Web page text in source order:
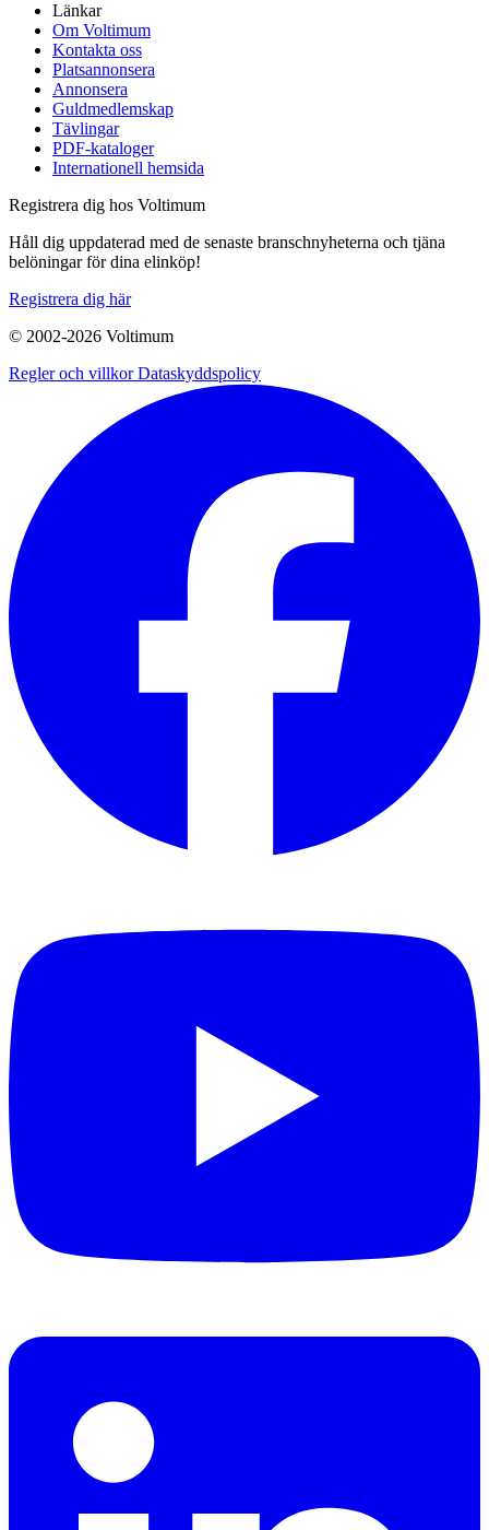
Länkar
Om Voltimum
Kontakta oss
Platsannonsera
Annonsera
Guldmedlemskap
Tävlingar
PDF-kataloger
Internationell hemsida
Registrera dig hos Voltimum
Håll dig uppdaterad med de senaste branschnyheterna och tjäna
belöningar för dina elinköp!
Registrera dig här
© 2002-2026 Voltimum
Regler och villkorDataskyddspolicy